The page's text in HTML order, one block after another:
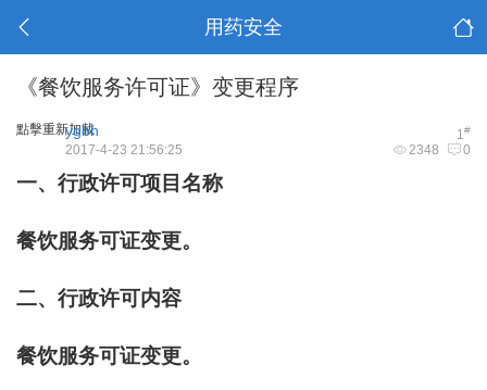
用药安全
《餐饮服务许可证》变更程序
點擊重新加載 1#
ygbh
2348 0
2017-4-23 21:56:25
一、行政许可项目名称
餐饮服务可证变更。
二、行政许可内容
餐饮服务可证变更。